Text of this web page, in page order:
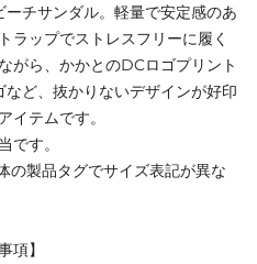
チサンダル。軽量で安定感のあ
ラップでストレスフリーに履く
がら、かかとのDCロゴプリント
ど、抜かりないデザインが好印
イテムです。
です。
製品タグでサイズ表記が異な
項】